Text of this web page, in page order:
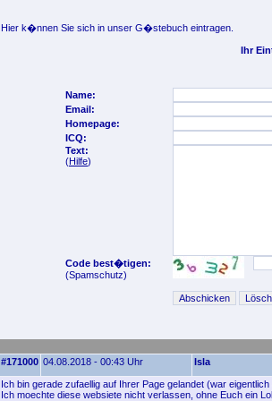
Hier k�nnen Sie sich in unser G�stebuch eintragen.
Ihr
Name:
Email:
Homepage:
ICQ:
Text:
(Hilfe)
Code best�tigen:
(Spamschutz)
#171000 04.08.2018 - 00:43 Uhr Isla
Ich bin gerade zufaellig auf Ihrer Page gelandet (war
Ich moechte diese websiete nicht verlassen, ohne Euch ein